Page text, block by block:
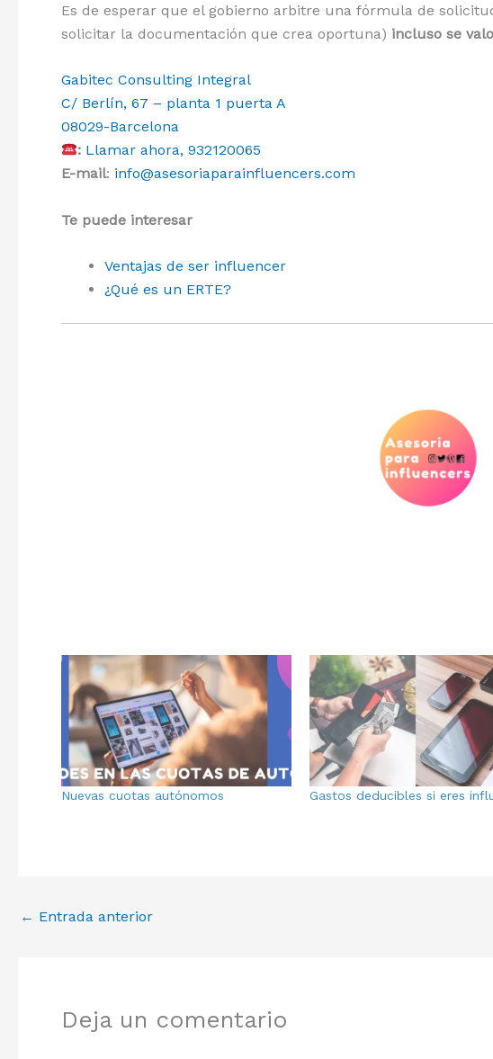
Es de esperar que el gobierno arbitre una fórmula de
solicitar la documentación que crea oportuna) incluso se
Gabitec Consulting Integral
C/ Berlín, 67 – planta 1 puerta A
08029-Barcelona
: Llamar ahora, 932120065
E-mail: info@asesoriaparainfluencers.com
Te puede interesar
Ventajas de ser influencer
¿Qué es un ERTE?
Nuevas cuotas autónomos Gastos deducibles si eres
← Entrada anterior
Deja un comentario